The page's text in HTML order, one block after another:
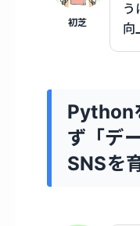
初芝
う
向
Python
ず「デ
SNSを